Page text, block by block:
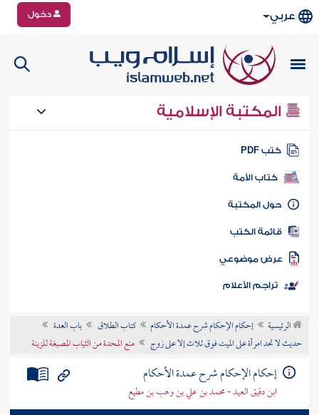
عربي دخول
المكتبة الإسلامية
كتب PDF
كتاب الأمة
المكتبة
الكتب
موضوعي
تراجم الأعلام
الرئيسية إحكام الإحكام شرح عمدة الأحكام كتاب الطلاق
باب العدة
حديث لا تحد امرأة على الميت فوق ثلاث إلا على زوج
منع المحدة من الثياب المصبغة للزينة
إحكام الإحكام شرح عمدة الأحكام
ابن دقيق العيد - محمد بن علي بن وهب بن مطيع